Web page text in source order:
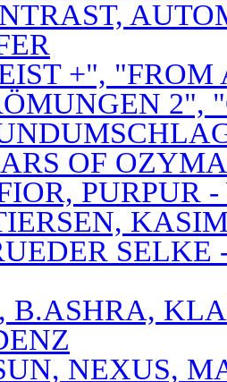
+", "FROM
2",
OF
PURPUR
SELKE
B.ASHRA,
NEXUS,